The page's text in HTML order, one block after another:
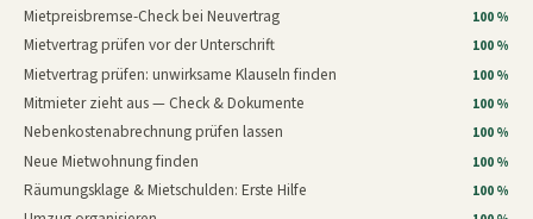
Mietpreisbremse-Check bei Neuvertrag 100 %
Mietvertrag prüfen vor der Unterschrift 100 %
Mietvertrag prüfen: unwirksame Klauseln finden 100 %
Mitmieter zieht aus — Check & Dokumente 100 %
Nebenkostenabrechnung prüfen lassen 100 %
Neue Mietwohnung finden 100 %
Räumungsklage & Mietschulden: Erste Hilfe 100 %